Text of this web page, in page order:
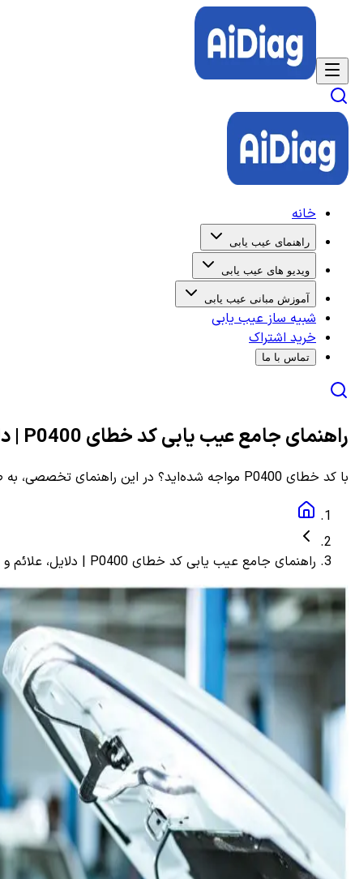
خانه
راهنمای عیب یابی
ویدیو های عیب یابی
آموزش مبانی عیب یابی
شبیه ساز عیب یابی
خرید اشتراک
تماس با ما
راهنمای جامع عیب یابی کد خطای P0400 | دلایل، علائم و راهنمای مرحله به مرحله
با کد خطای P0400 مواجه شده‌اید؟ در این راهنمای تخصصی، به صورت گام به گام با دلایل، علائم و روش‌های دقیق عیب یابی و رفع این ارور آشنا شوید.
راهنمای جامع عیب یابی کد خطای P0400 | دلایل، علائم و راهنمای مرحله به مرحله